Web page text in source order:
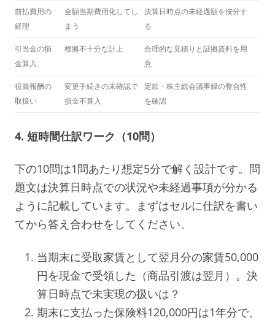
前払費用の
経理
全額当期費用化してし
まう
決算日時点の未経過額を按分す
る
引当金の損
金算入
根拠不十分な計上
合理的な見積りと証拠資料を用
意
役員報酬の
取扱い
変更手続きの未確認で
損金不算入
定款・株主総会議事録の整合性
を確認
4. 短時間仕訳ワーク（10問）
下の10問は1問あたり想定5分で解く設計です。問
題文は決算日時点での状況や未経過事項が分かる
ように記載しています。まずはセルに仕訳を書い
てから答え合わせをしてください。
当期末に受取家賃として翌月分の家賃50,000
円を現金で受領した（商品引渡は翌月）。決
算日時点で未実現の扱いは？
期末に支払った保険料120,000円は1年分で、